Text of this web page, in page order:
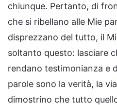
chiunque. Pertanto, di
che si ribellano alle Mie
disprezzano del tutto, il
soltanto questo: lasciare
rendano testimonianza e
parole sono la verità, la
dimostrino che tutto